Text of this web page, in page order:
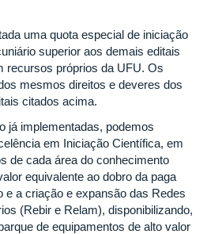
uma quota especial de iniciação
superior aos demais editais
recursos próprios da UFU. Os
mesmos direitos e deveres dos
citados acima.
já implementadas, podemos
em Iniciação Científica, em
de cada área do conhecimento
equivalente ao dobro da paga
e a criação e expansão das Redes
(Rebir e Relam), disponibilizando,
de equipamentos de alto valor